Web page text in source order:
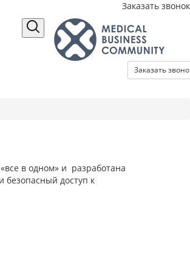
Заказать звонок
Заказать
в одном» и разработана
безопасный доступ к